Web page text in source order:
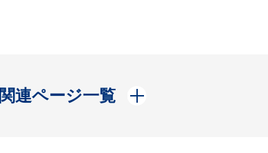
関連ページ一覧
開く